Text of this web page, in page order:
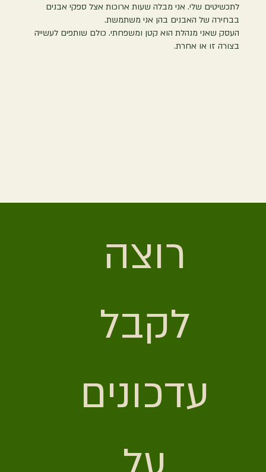
לתכשיטים שלי. אני מבלה שעות ארוכות אצל ספקי אבנים
בבחירה של האבנים בהן אני משתמשת.
העסק שאני מנהלת הוא קטן ומשפחתי. כולם שותפים לעשייה
בצורה זו או אחרת.